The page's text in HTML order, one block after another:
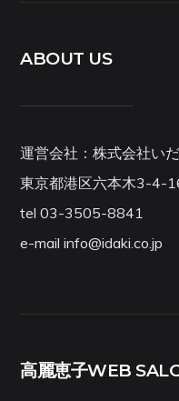
ABOUT US
運営会社：株式会社い
東京都港区六本木3-4-
tel 03-3505-8841
e-mail info@idaki.co.jp
高麗恵子WEB